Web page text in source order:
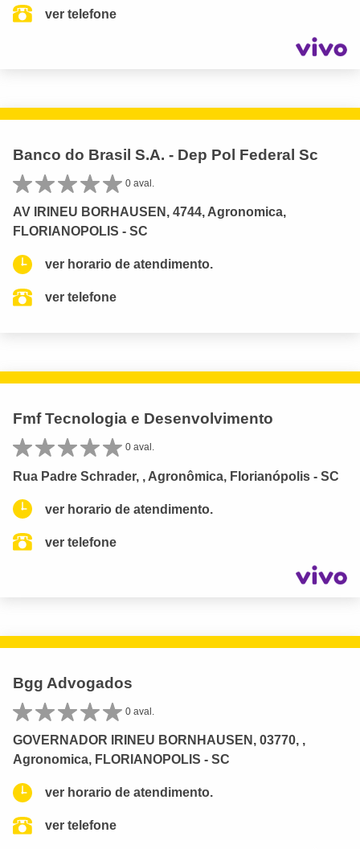
ver telefone
Banco do Brasil S.A. - Dep Pol Federal Sc
0 aval.
AV IRINEU BORHAUSEN, 4744, Agronomica,
FLORIANOPOLIS - SC
ver horario de atendimento.
ver telefone
Fmf Tecnologia e Desenvolvimento
0 aval.
Rua Padre Schrader, , Agronômica, Florianópolis - SC
ver horario de atendimento.
ver telefone
Bgg Advogados
0 aval.
GOVERNADOR IRINEU BORNHAUSEN, 03770, ,
Agronomica, FLORIANOPOLIS - SC
ver horario de atendimento.
ver telefone